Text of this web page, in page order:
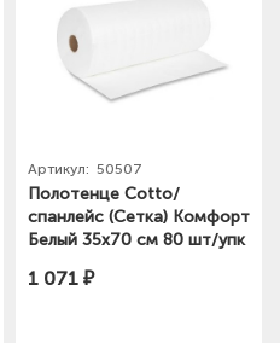
Артикул: 50507
Полотенце Cotto/
спанлейс (Сетка) Комфорт
Белый 35х70 см 80 шт/упк
1 071 ₽